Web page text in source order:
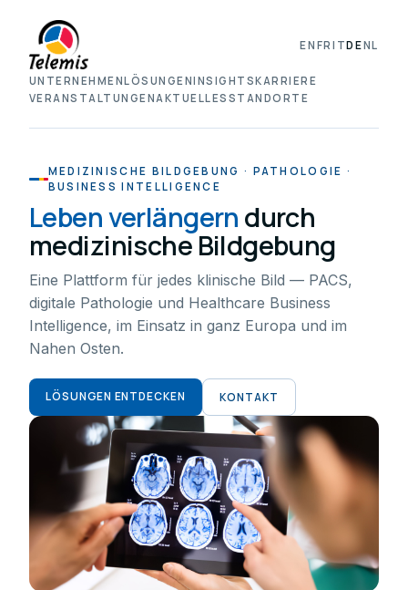
UNTERNEHMENLÖSUNGENINSIGHTSKARRIERE
VERANSTALTUNGENAKTUELLES STANDORTE
ENFRITDENL
MEDIZINISCHE BILDGEBUNG · PATHOLOGIE ·
BUSINESS INTELLIGENCE
Leben verlängern durch
medizinische Bildgebung
Eine Plattform für jedes klinische Bild — PACS,
digitale Pathologie und Healthcare Business
Intelligence, im Einsatz in ganz Europa und im
Nahen Osten.
LÖSUNGEN ENTDECKEN KONTAKT